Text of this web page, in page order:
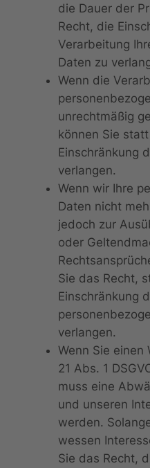
die Dauer der
Recht, die
Verarbeitung
Daten zu
Wenn die
unrechtmäßig
können Sie
Einschränkung
verlangen.
Wenn wir Ihre
Daten nicht
jedoch zur
oder
Sie das Recht,
Einschränkung
verlangen.
Wenn Sie einen
21 Abs. 1
muss eine
und unseren
werden.
wessen
Sie das Recht,